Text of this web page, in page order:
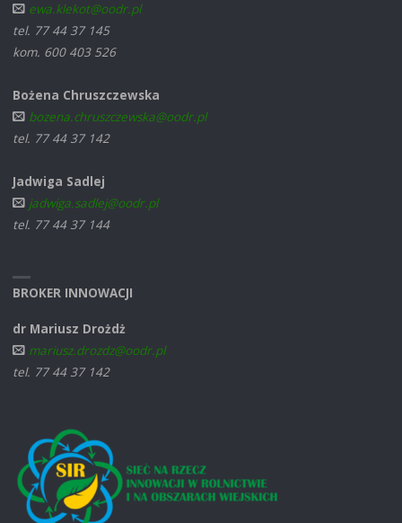
ewa.klekot@oodr.pl
tel. 77 44 37 145
kom. 600 403 526
Bożena Chruszczewska
bozena.chruszczewska@oodr.pl
tel. 77 44 37 142
Jadwiga Sadlej
jadwiga.sadlej@oodr.pl
tel. 77 44 37 144
BROKER INNOWACJI
dr Mariusz Drożdż
mariusz.drozdz@oodr.pl
tel. 77 44 37 142